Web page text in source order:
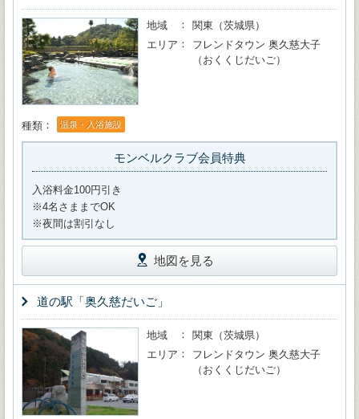
地域
関東（茨城県）
エリア
フレンドタウン 奥久慈大子
（おくくじだいご）
種類 温泉・入浴施設
モンベルクラブ会員特典
入浴料金100円引き
※4名さままでOK
※夜間は割引なし
地図を見る
道の駅「奥久慈だいご」
地域
関東（茨城県）
エリア
フレンドタウン 奥久慈大子
（おくくじだいご）